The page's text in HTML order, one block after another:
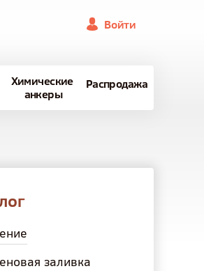
Войти
Химические
анкеры
Распродажа
заливка